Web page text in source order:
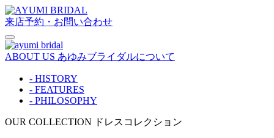
来店予約・お問い合わせ
ABOUT US あゆみブライダルについて
- HISTORY
- FEATURES
- PHILOSOPHY
OUR COLLECTION ドレスコレクション